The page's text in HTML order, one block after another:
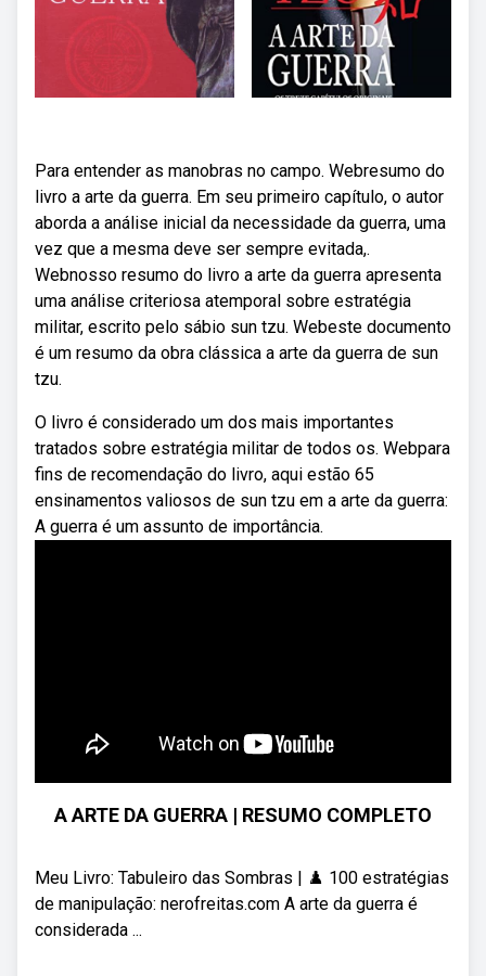
Para entender as manobras no campo. Webresumo do
livro a arte da guerra. Em seu primeiro capítulo, o autor
aborda a análise inicial da necessidade da guerra, uma
vez que a mesma deve ser sempre evitada,.
Webnosso resumo do livro a arte da guerra apresenta
uma análise criteriosa atemporal sobre estratégia
militar, escrito pelo sábio sun tzu. Webeste documento
é um resumo da obra clássica a arte da guerra de sun
tzu.
O livro é considerado um dos mais importantes
tratados sobre estratégia militar de todos os. Webpara
fins de recomendação do livro, aqui estão 65
ensinamentos valiosos de sun tzu em a arte da guerra:
A guerra é um assunto de importância.
A ARTE DA GUERRA | RESUMO COMPLETO
Meu Livro: Tabuleiro das Sombras | ♟️ 100 estratégias
de manipulação: nerofreitas.com A arte da guerra é
considerada ...